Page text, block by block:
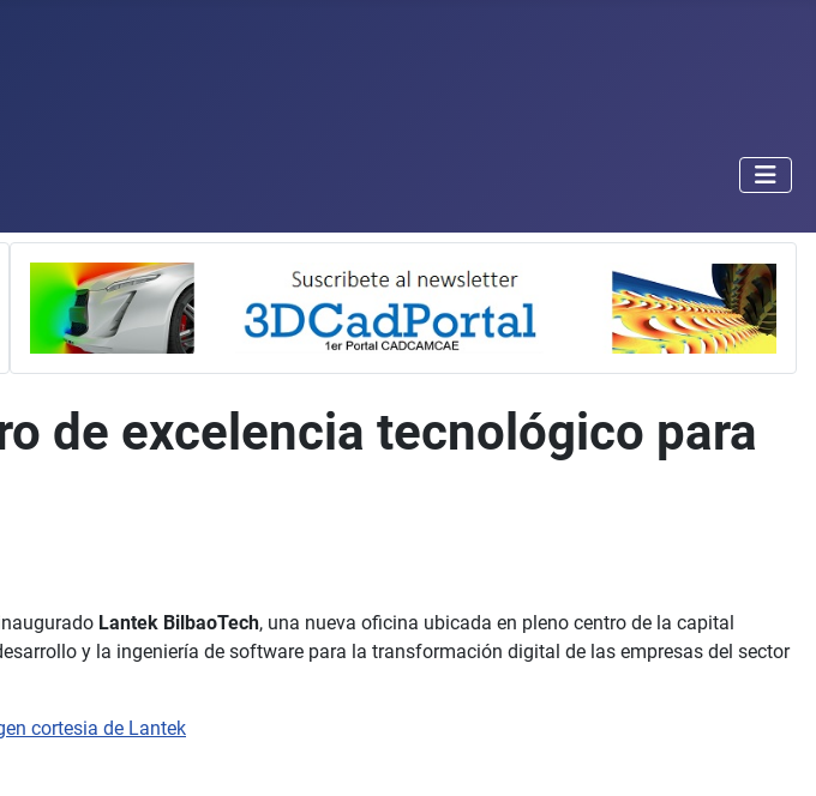
de excelencia tecnológico para
Lantek BilbaoTech, una nueva oficina ubicada en pleno centro de la capital
y la ingeniería de software para la transformación digital de las empresas del sector